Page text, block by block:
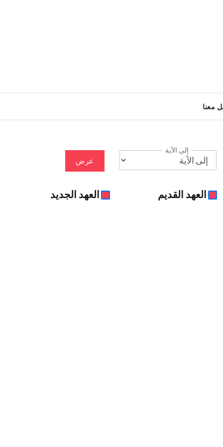
معنا
إلى الآية
عرض
العهد القديم العهد الجديد